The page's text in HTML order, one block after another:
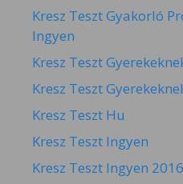
Kresz Teszt Gyakorló
Ingyen
Kresz Teszt
Kresz Teszt
Kresz Teszt Hu
Kresz Teszt Ingyen
Kresz Teszt Ingyen 2016